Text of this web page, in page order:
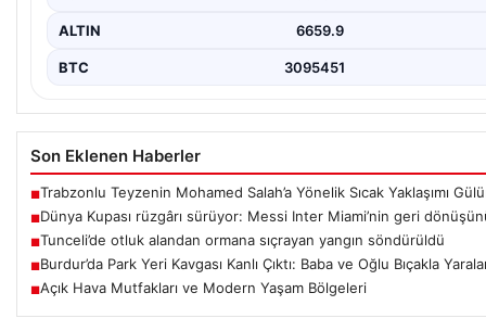
ALTIN 6659.9
BTC 3095451
Son Eklenen Haberler
■Trabzonlu Teyzenin Mohamed Salah’a Yönelik Sıcak Yaklaşımı
■Dünya Kupası rüzgârı sürüyor: Messi Inter Miami’nin geri
■Tunceli’de otluk alandan ormana sıçrayan yangın söndürüldü
■Burdur’da Park Yeri Kavgası Kanlı Çıktı: Baba ve Oğlu Bıçakla
■Açık Hava Mutfakları ve Modern Yaşam Bölgeleri